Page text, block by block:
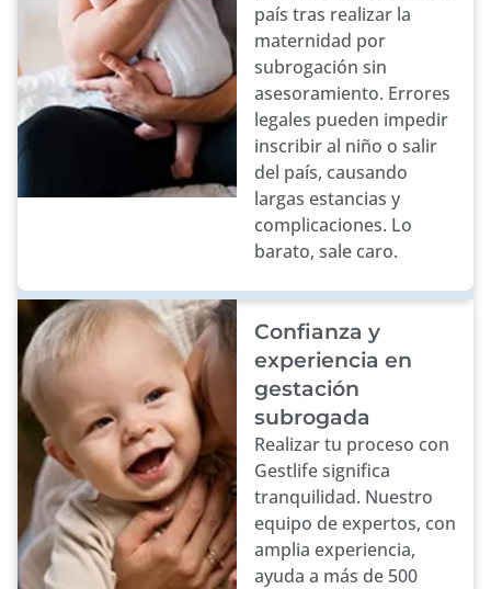
país tras realizar la
maternidad por
subrogación sin
asesoramiento. Errores
legales pueden impedir
inscribir al niño o salir
del país, causando
largas estancias y
complicaciones. Lo
barato, sale caro.
Confianza y
experiencia en
gestación
subrogada
Realizar tu proceso con
Gestlife significa
tranquilidad. Nuestro
equipo de expertos, con
amplia experiencia,
ayuda a más de 500